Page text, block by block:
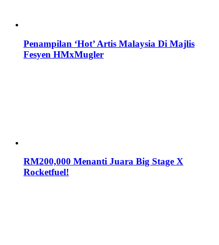
Penampilan ‘Hot’ Artis Malaysia Di Majlis
Fesyen HMxMugler
RM200,000 Menanti Juara Big Stage X
Rocketfuel!